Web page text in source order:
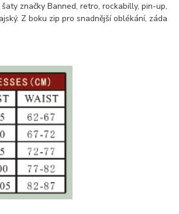
značky Banned, retro, rockabilly, pin-up,
Z boku zip pro snadnější oblékání, záda